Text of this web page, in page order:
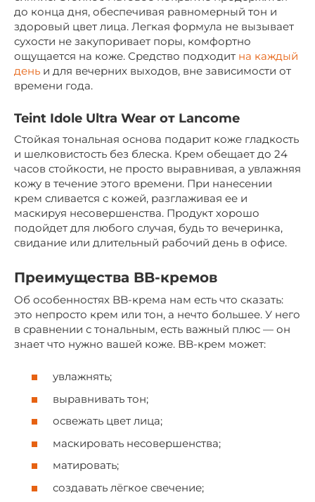
до конца дня, обеспечивая равномерный тон и
здоровый цвет лица. Легкая формула не вызывает
сухости не закупоривает поры, комфортно
ощущается на коже. Средство подходит на каждый
день и для вечерних выходов, вне зависимости от
времени года.
Teint Idole Ultra Wear от Lancome
Стойкая тональная основа подарит коже гладкость
и шелковистость без блеска. Крем обещает до 24
часов стойкости, не просто выравнивая, а увлажняя
кожу в течение этого времени. При нанесении
крем сливается с кожей, разглаживая ее и
маскируя несовершенства. Продукт хорошо
подойдет для любого случая, будь то вечеринка,
свидание или длительный рабочий день в офисе.
Преимущества BB-кремов
Об особенностях BB-крема нам есть что сказать:
это непросто крем или тон, а нечто большее. У него
в сравнении с тональным, есть важный плюс — он
знает что нужно вашей коже. BB-крем может:
увлажнять;
выравнивать тон;
освежать цвет лица;
маскировать несовершенства;
матировать;
создавать лёгкое свечение;